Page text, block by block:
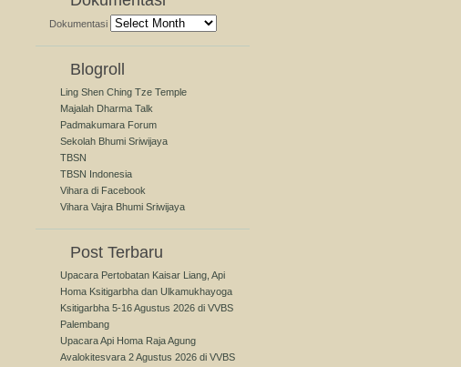
Dokumentasi
Blogroll
Ling Shen Ching Tze Temple
Majalah Dharma Talk
Padmakumara Forum
Sekolah Bhumi Sriwijaya
TBSN
TBSN Indonesia
Vihara di Facebook
Vihara Vajra Bhumi Sriwijaya
Post Terbaru
Upacara Pertobatan Kaisar Liang, Api
Homa Ksitigarbha dan Ulkamukhayoga
Ksitigarbha 5-16 Agustus 2026 di VVBS
Palembang
Upacara Api Homa Raja Agung
Avalokitesvara 2 Agustus 2026 di VVBS